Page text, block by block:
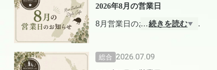
2026年8月の営業日
8月営業日のお知らせです。
…続きを読む
総合 2026.07.09